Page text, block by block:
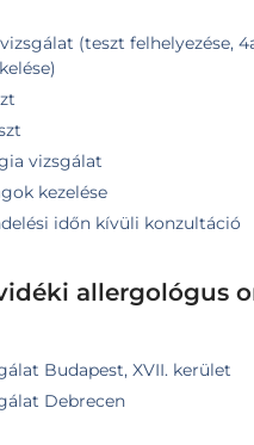
(teszt felhelyezése,
vizsgálat
kezelése
időn kívüli konzultáció
allergológus
Tejallergia vizsgálat Budapest, XVII. kerület
Tejallergia vizsgálat Debrecen